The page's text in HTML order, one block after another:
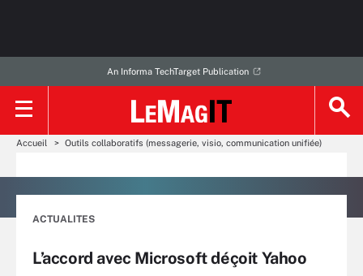
An Informa TechTarget Publication
Accueil Outils collaboratifs (messagerie, visio, communication unifiée)
ACTUALITES
L’accord avec Microsoft déçoit Yahoo